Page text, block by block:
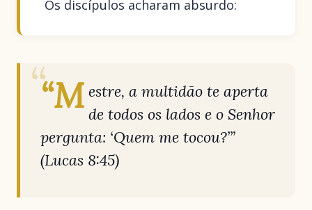
Os discípulos acharam absurdo:
“M estre, a multidão te aperta
de todos os lados e o Senhor
pergunta: ‘Quem me tocou?’”
(Lucas 8:45)